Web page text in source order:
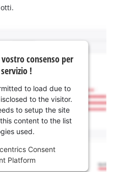
consenso per
!
to load due to
to the visitor.
to setup the site
content to the list
used.
Consent
Platform